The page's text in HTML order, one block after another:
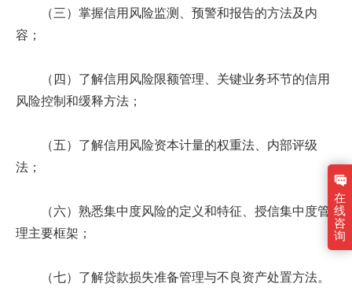
（三）掌握信用风险监测、预警和报告的方法及内
容；
（四）了解信用风险限额管理、关键业务环节的信用
风险控制和缓释方法；
（五）了解信用风险资本计量的权重法、内部评级
法；
（六）熟悉集中度风险的定义和特征、授信集中度管
理主要框架；
（七）了解贷款损失准备管理与不良资产处置方法。
在
线
咨
询